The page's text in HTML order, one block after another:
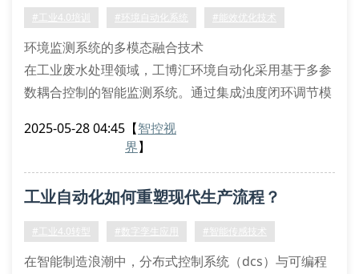
多源异构数据融合：解决不同年代设备间的通信协议兼
跃迁？
#工业4.0培训 #环境自动化系统 #能效优化技术
环境监测系统的多模态融合技术
在工业废水处理领域，工博汇环境自动化采用基于多参
数耦合控制的智能监测系统。通过集成浊度闭环调节模
偿算法（do feedforward algorithm），实现处理过
业现有的dcs系统。
2025-05-28 04:45 【智控视
界】
工业自动化如何重塑现代生产流程？
#工业4.0转型 #数字孪生应用 #智能传感技术
在智能制造浪潮中，分布式控制系统（dcs）与可编程